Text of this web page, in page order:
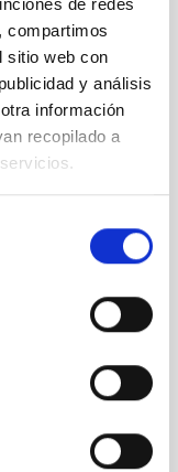
de redes
compartimos
sitio web con
y análisis
información
recopilado a